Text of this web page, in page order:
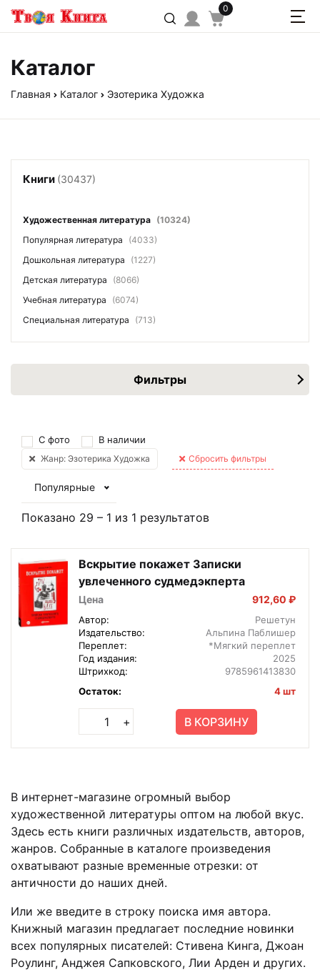
0
Каталог
Главная Каталог Эзотерика Художка
Книги (30437)
Художественная литература (10324)
Популярная литература
(4033)
Дошкольная литература
(1227)
Детская литература
(8066)
Учебная литература
(6074)
Специальная литература
(713)
Фильтры
С фото В наличии
Жанр: Эзотерика Художка Сбросить фильтры
Популярные
Показано 29 – 1 из 1 результатов
Вскрытие покажет Записки
увлеченного судмедэкперта
Цена 912,60 ₽
Автор:
Решетун
Издательство:
Альпина Паблишер
Переплет:
*Мягкий переплет
Год издания:
2025
Штрихкод:
9785961413830
Остаток:
4 шт
+ В КОРЗИНУ
В интернет-магазине огромный выбор
художественной литературы оптом на любой вкус.
Здесь есть книги различных издательств, авторов,
жанров. Собранные в каталоге произведения
охватывают разные временные отрезки: от
античности до наших дней.
Или же введите в строку поиска имя автора.
Книжный магазин предлагает последние новинки
всех популярных писателей: Стивена Кинга, Джоан
Роулинг, Анджея Сапковского, Лии Арден и других.